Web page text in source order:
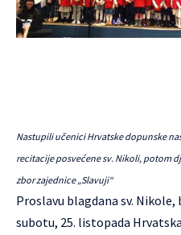
Nastupili učenici Hrvatske dopunske
recitacije posvećene sv. Nikoli, potom
zbor zajednice „Slavuji“
Proslavu blagdana sv.
subotu, 25. listopada